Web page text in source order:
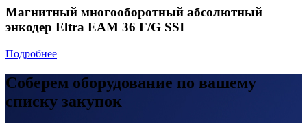
Магнитный многооборотный абсолютный
энкодер Eltra EAM 36 F/G SSI
Подробнее
Соберем оборудование по вашему
списку закупок